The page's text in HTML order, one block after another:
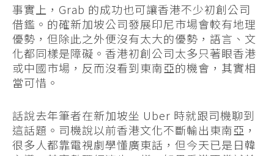
事實上，Grab 的成功也可讓香港不少初創公司
借鑑。的確新加坡公司發展印尼市場會較有地理
優勢，但除此之外便沒有太大的優勢，語言、文
化都同樣是障礙。香港初創公司太多只著眼香港
或中國市場，反而沒看到東南亞的機會，其實相
當可惜。
話說去年筆者在新加坡坐 Uber 時就跟司機聊到
這話題。司機說以前香港文化不斷輸出東南亞，
很多人都靠電視劇學懂廣東話，但今天已是日韓